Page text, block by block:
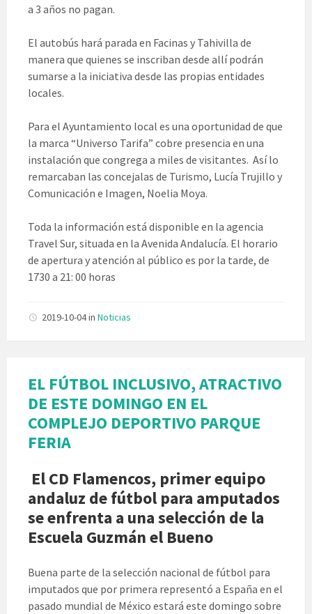
a 3 años no pagan.
El autobús hará parada en Facinas y Tahivilla de
manera que quienes se inscriban desde allí podrán
sumarse a la iniciativa desde las propias entidades
locales.
Para el Ayuntamiento local es una oportunidad de que
la marca “Universo Tarifa” cobre presencia en una
instalación que congrega a miles de visitantes. Así lo
remarcaban las concejalas de Turismo, Lucía Trujillo y
Comunicación e Imagen, Noelia Moya.
Toda la información está disponible en la agencia
Travel Sur, situada en la Avenida Andalucía. El horario
de apertura y atención al público es por la tarde, de
1730 a 21: 00 horas
2019-10-04in Noticias
EL FÚTBOL INCLUSIVO, ATRACTIVO
DE ESTE DOMINGO EN EL
COMPLEJO DEPORTIVO PARQUE
FERIA
El CD Flamencos, primer equipo
andaluz de fútbol para amputados
se enfrenta a una selección de la
Escuela Guzmán el Bueno
Buena parte de la selección nacional de fútbol para
imputados que por primera representó a España en el
pasado mundial de México estará este domingo sobre